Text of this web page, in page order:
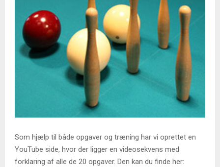
Som hjælp til både opgaver og træning har vi oprettet en
YouTube side, hvor der ligger en videosekvens med
forklaring af alle de 20 opgaver. Den kan du finde her: